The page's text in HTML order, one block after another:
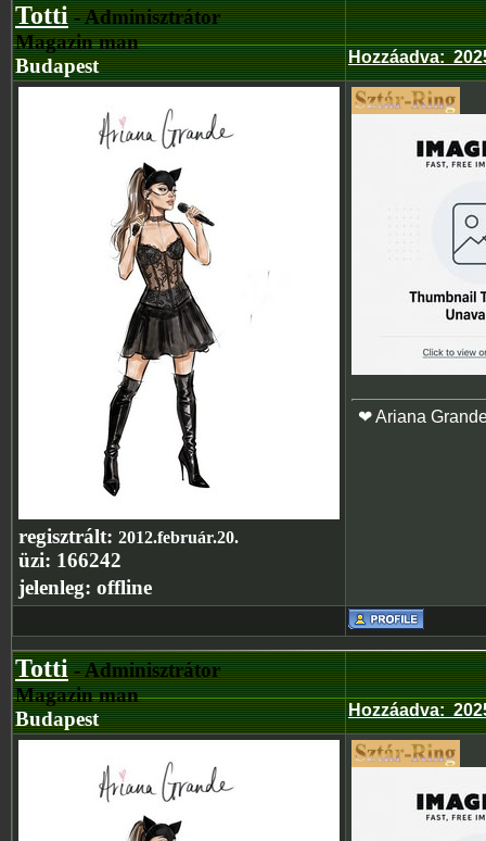
Totti- Adminisztrátor
Magazin man
Budapest
Hozzáadva:
regisztrált: 2012.február.20.
üzi: 166242
jelenleg: offline
❤ Ariana
Totti- Adminisztrátor
Magazin man
Budapest
Hozzáadva: